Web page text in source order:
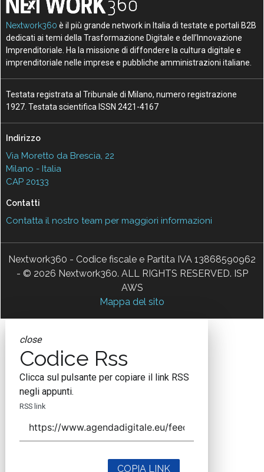
Nextwork360 è il più grande network in Italia di testate e portali B2B
dedicati ai temi della Trasformazione Digitale e dell’Innovazione
Imprenditoriale. Ha la missione di diffondere la cultura digitale e
imprenditoriale nelle imprese e pubbliche amministrazioni italiane.
Testata registrata al Tribunale di Milano, numero registrazione
1927. Testata scientifica ISSN 2421-4167
Indirizzo
Via Moretto da Brescia, 22
Milano - Italia
CAP 20133
Contatti
Contatta il nostro team per maggiori informazioni
Nextwork360 - Codice fiscale e Partita IVA 13868590962
- © 2026 Nextwork360. ALL RIGHTS RESERVED. ISP
AWS
Mappa del sito
close
Codice Rss
Clicca sul pulsante per copiare il link RSS
negli appunti.
RSS link
COPIA LINK